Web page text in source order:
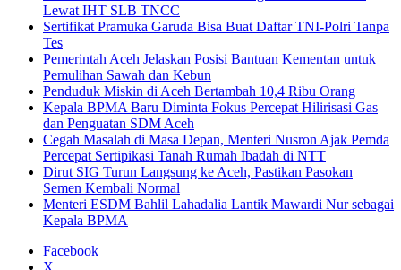
Lewat IHT SLB TNCC
Sertifikat Pramuka Garuda Bisa Buat Daftar TNI-Polri Tanpa
Tes
Pemerintah Aceh Jelaskan Posisi Bantuan Kementan untuk
Pemulihan Sawah dan Kebun
Penduduk Miskin di Aceh Bertambah 10,4 Ribu Orang
Kepala BPMA Baru Diminta Fokus Percepat Hilirisasi Gas
dan Penguatan SDM Aceh
Cegah Masalah di Masa Depan, Menteri Nusron Ajak Pemda
Percepat Sertipikasi Tanah Rumah Ibadah di NTT
Dirut SIG Turun Langsung ke Aceh, Pastikan Pasokan
Semen Kembali Normal
Menteri ESDM Bahlil Lahadalia Lantik Mawardi Nur sebagai
Kepala BPMA
Facebook
X